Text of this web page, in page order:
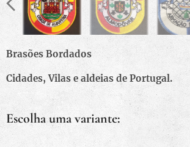
Brasões Bordados
Cidades, Vilas e aldeias de Portugal.
Escolha uma variante: